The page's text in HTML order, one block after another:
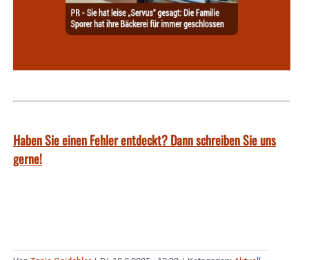
Haben Sie einen Fehler entdeckt? Dann schreiben Sie uns
gerne!